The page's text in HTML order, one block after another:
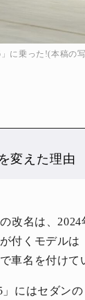
に乗った!(本稿の
変えた理由
の改名は、
付くモデル
車名を付けて
にはセダン